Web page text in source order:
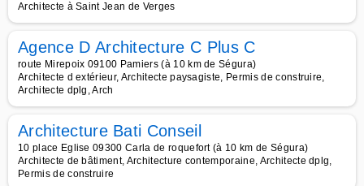
Architecte à Saint Jean de Verges
Agence D Architecture C Plus C
route Mirepoix 09100 Pamiers (à 10 km de Ségura)
Architecte d extérieur, Architecte paysagiste, Permis de construire,
Architecte dplg, Arch
Architecture Bati Conseil
10 place Eglise 09300 Carla de roquefort (à 10 km de Ségura)
Architecte de bâtiment, Architecture contemporaine, Architecte dplg,
Permis de construire